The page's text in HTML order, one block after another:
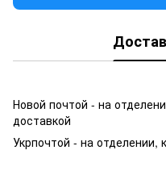
Новой почтой - на
доставкой
Укрпочтой - на отделении,